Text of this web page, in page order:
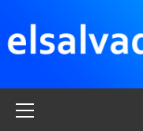
contenido